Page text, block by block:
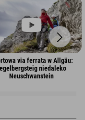
via ferrata w Allgäu:
niedaleko
Neuschwanstein